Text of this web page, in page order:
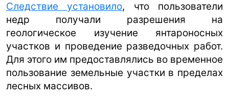
Следствие установило, что пользователи
недр получали разрешения на
геологическое изучение янтароносных
участков и проведение разведочных работ.
Для этого им предоставлялись во временное
пользование земельные участки в пределах
лесных массивов.